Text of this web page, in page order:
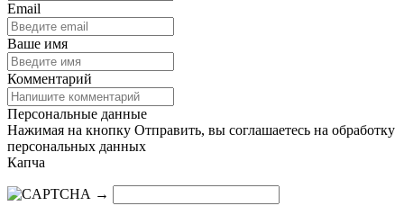
Email
Ваше имя
Комментарий
Персональные данные
Нажимая на кнопку Отправить, вы соглашаетесь на обработку
персональных данных
Капча
→